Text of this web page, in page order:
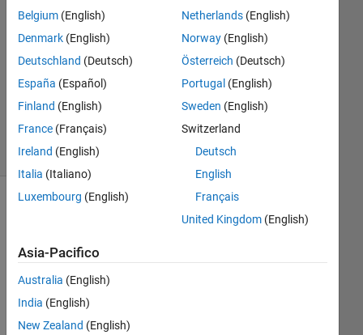
accettata
Aggiornato
5 Giu 2017
Visualizzazioni
(30 giorni)
Belgium (English)
Denmark (English)
Deutschland (Deutsch)
España (Español)
Finland (English)
France (Français)
Ireland (English)
Italia (Italiano)
Luxembourg (English)
Netherlands(English)
Norway(English)
Österreich (Deutsch)
Portugal (English)
Sweden (English)
Switzerland
Deutsch
English
Français
United Kingdom(English)
Asia-Pacifico
Australia (English)
India (English)
New Zealand (English)